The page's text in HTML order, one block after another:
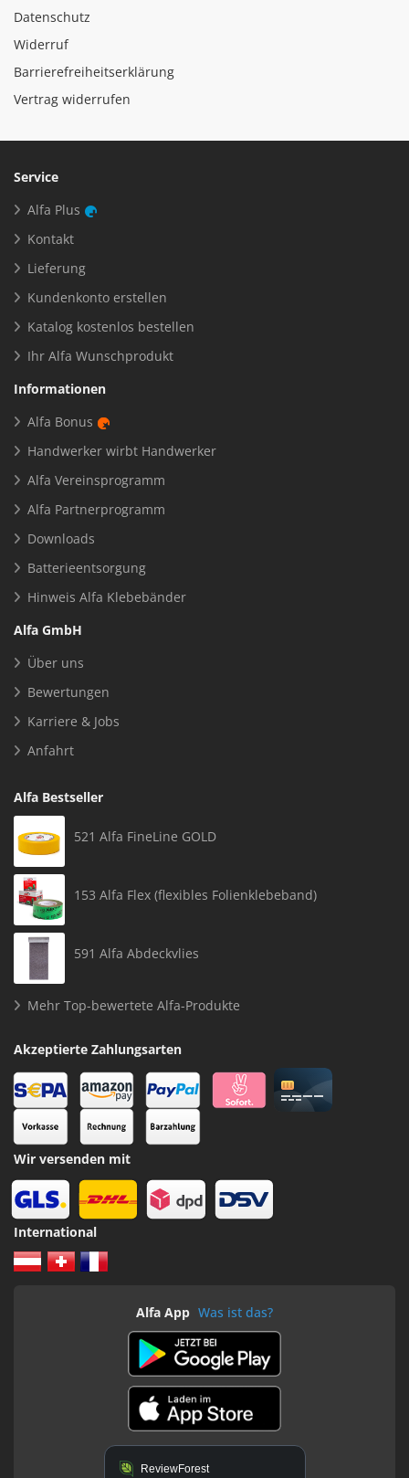
Datenschutz
Widerruf
Barrierefreiheitserklärung
Vertrag widerrufen
Service
Alfa Plus
Kontakt
Lieferung
Kundenkonto erstellen
Katalog kostenlos bestellen
Ihr Alfa Wunschprodukt
Informationen
Alfa Bonus
Handwerker wirbt Handwerker
Alfa Vereinsprogramm
Alfa Partnerprogramm
Downloads
Batterieentsorgung
Hinweis Alfa Klebebänder
Alfa GmbH
Über uns
Bewertungen
Karriere & Jobs
Anfahrt
Alfa Bestseller
521 Alfa FineLine GOLD
153 Alfa Flex (flexibles Folienklebeband)
591 Alfa Abdeckvlies
Mehr Top-bewertete Alfa-Produkte
Akzeptierte Zahlungsarten
Wir versenden mit
International
Alfa App Was ist das?
ReviewForest